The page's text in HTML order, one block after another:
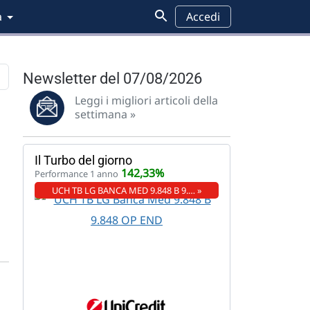
Accedi
Analisi grafica Wall Street
Newsletter del 07/08/2026
Leggi i migliori articoli della
settimana »
Il Turbo del giorno
Performance 1 anno 142,33%
UCH TB LG BANCA MED 9.848 B 9.… »